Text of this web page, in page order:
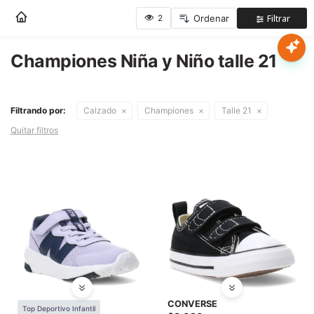
Nota:
este
web
incluye
de
accesibilidad.
Championes Niña y Niño talle 21
Filtrando por: Calzado Championes
Talle 21
Quitar filtros
Top Deportivo Infantil CONVERSE
Mujer
Hombre
Marcas
Novedades